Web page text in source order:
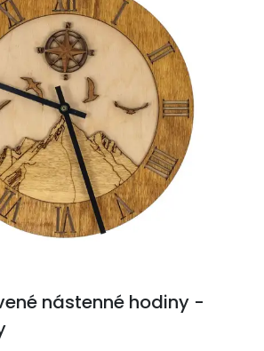
nástenné hodiny -